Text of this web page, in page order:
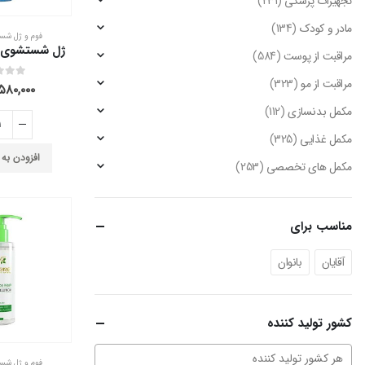
فوم و ژل
افزودن
مادر و کودک (134)
مراقبت از پوست(584)
مراقبت از مو(323)
مکمل بدنسازی(112)
مکمل غذایی (325)
مکمل های تخصصی (253)
مناسب برای
آقایان بانوان
کشور تولید کننده